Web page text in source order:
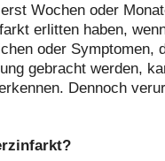
Wochen oder
erlitten haben,
oder Symptomen,
gebracht werden,
Dennoch